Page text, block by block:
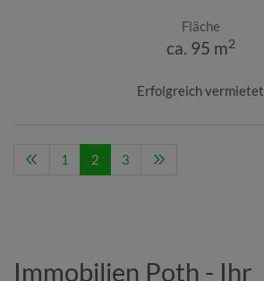
Fläche
ca. 95 m2
Erfolgreich vermietet
1 2 3
Immobilien Poth - Ihr